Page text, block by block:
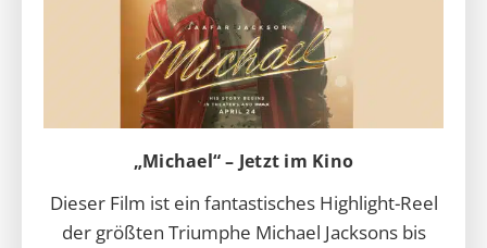
„Michael“ – Jetzt im Kino
Dieser Film ist ein fantastisches Highlight-Reel
der größten Triumphe Michael Jacksons bis